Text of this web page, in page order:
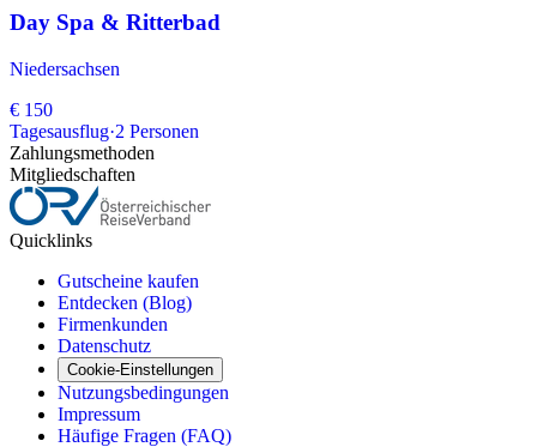
Day Spa & Ritterbad
Niedersachsen
€ 150
Tagesausflug·2 Personen
Zahlungsmethoden
Mitgliedschaften
Quicklinks
Gutscheine kaufen
Entdecken (Blog)
Firmenkunden
Datenschutz
Cookie-Einstellungen
Nutzungsbedingungen
Impressum
Häufige Fragen (FAQ)